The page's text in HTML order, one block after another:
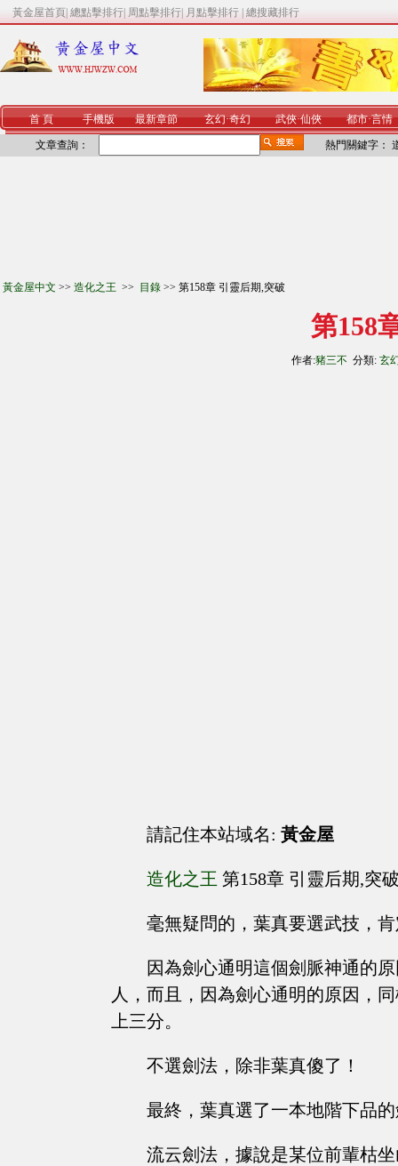
黃金屋首頁 總點擊排行 周點擊排行 月點擊排行 總搜藏排行
首 頁 手機版 最新章節 玄幻·奇幻 武俠·仙俠 都市·言情
文章查詢： 熱門關鍵字：
黃金屋中文 >> 造化之王 >> 目錄 >> 第158章 引靈后期,突破
第158
作者:豬三不 分類: 玄
請記住本站域名: 黃金屋
造化之王 第158章 引靈后期,突
毫無疑問的，葉真要選武技，
因為劍心通明這個劍脈神通的
人，而且，因為劍心通明的原因，
上三分。
不選劍法，除非葉真傻了！
最終，葉真選了一本地階下品
流云劍法，據說是某位前輩枯